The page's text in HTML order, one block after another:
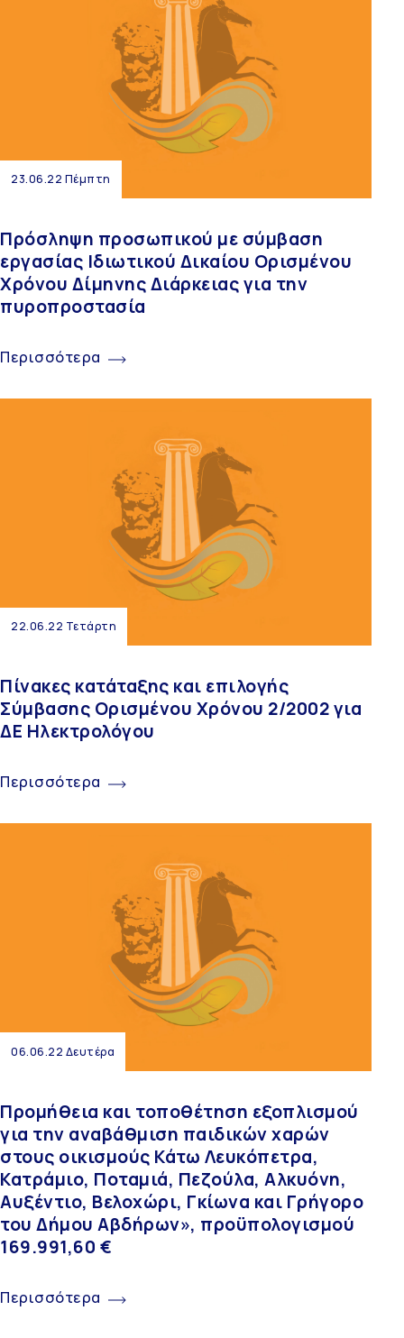
23.06.22 Πέμπτη
Πρόσληψη προσωπικού με σύμβαση
εργασίας Ιδιωτικού Δικαίου Ορισμένου
Χρόνου Δίμηνης Διάρκειας για την
πυροπροστασία
Περισσότερα
22.06.22 Τετάρτη
Πίνακες κατάταξης και επιλογής
Σύμβασης Ορισμένου Χρόνου 2/2002 για
ΔΕ Ηλεκτρολόγου
Περισσότερα
06.06.22 Δευτέρα
Προμήθεια και τοποθέτηση εξοπλισμού
για την αναβάθμιση παιδικών χαρών
στους οικισμούς Κάτω Λευκόπετρα,
Κατράμιο, Ποταμιά, Πεζούλα, Αλκυόνη,
Αυξέντιο, Βελοχώρι, Γκίωνα και Γρήγορο
του Δήμου Αβδήρων», προϋπολογισμού
169.991,60 €
Περισσότερα